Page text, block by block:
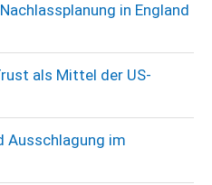
in England
als Mittel der US-
Ausschlagung im